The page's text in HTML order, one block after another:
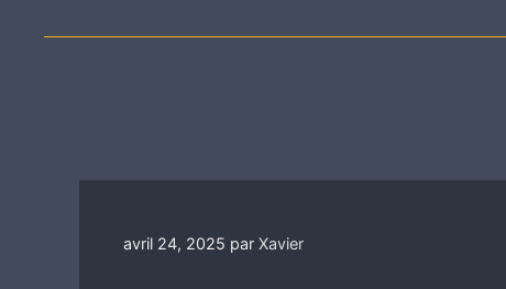
avril 24, 2025 par Xavier